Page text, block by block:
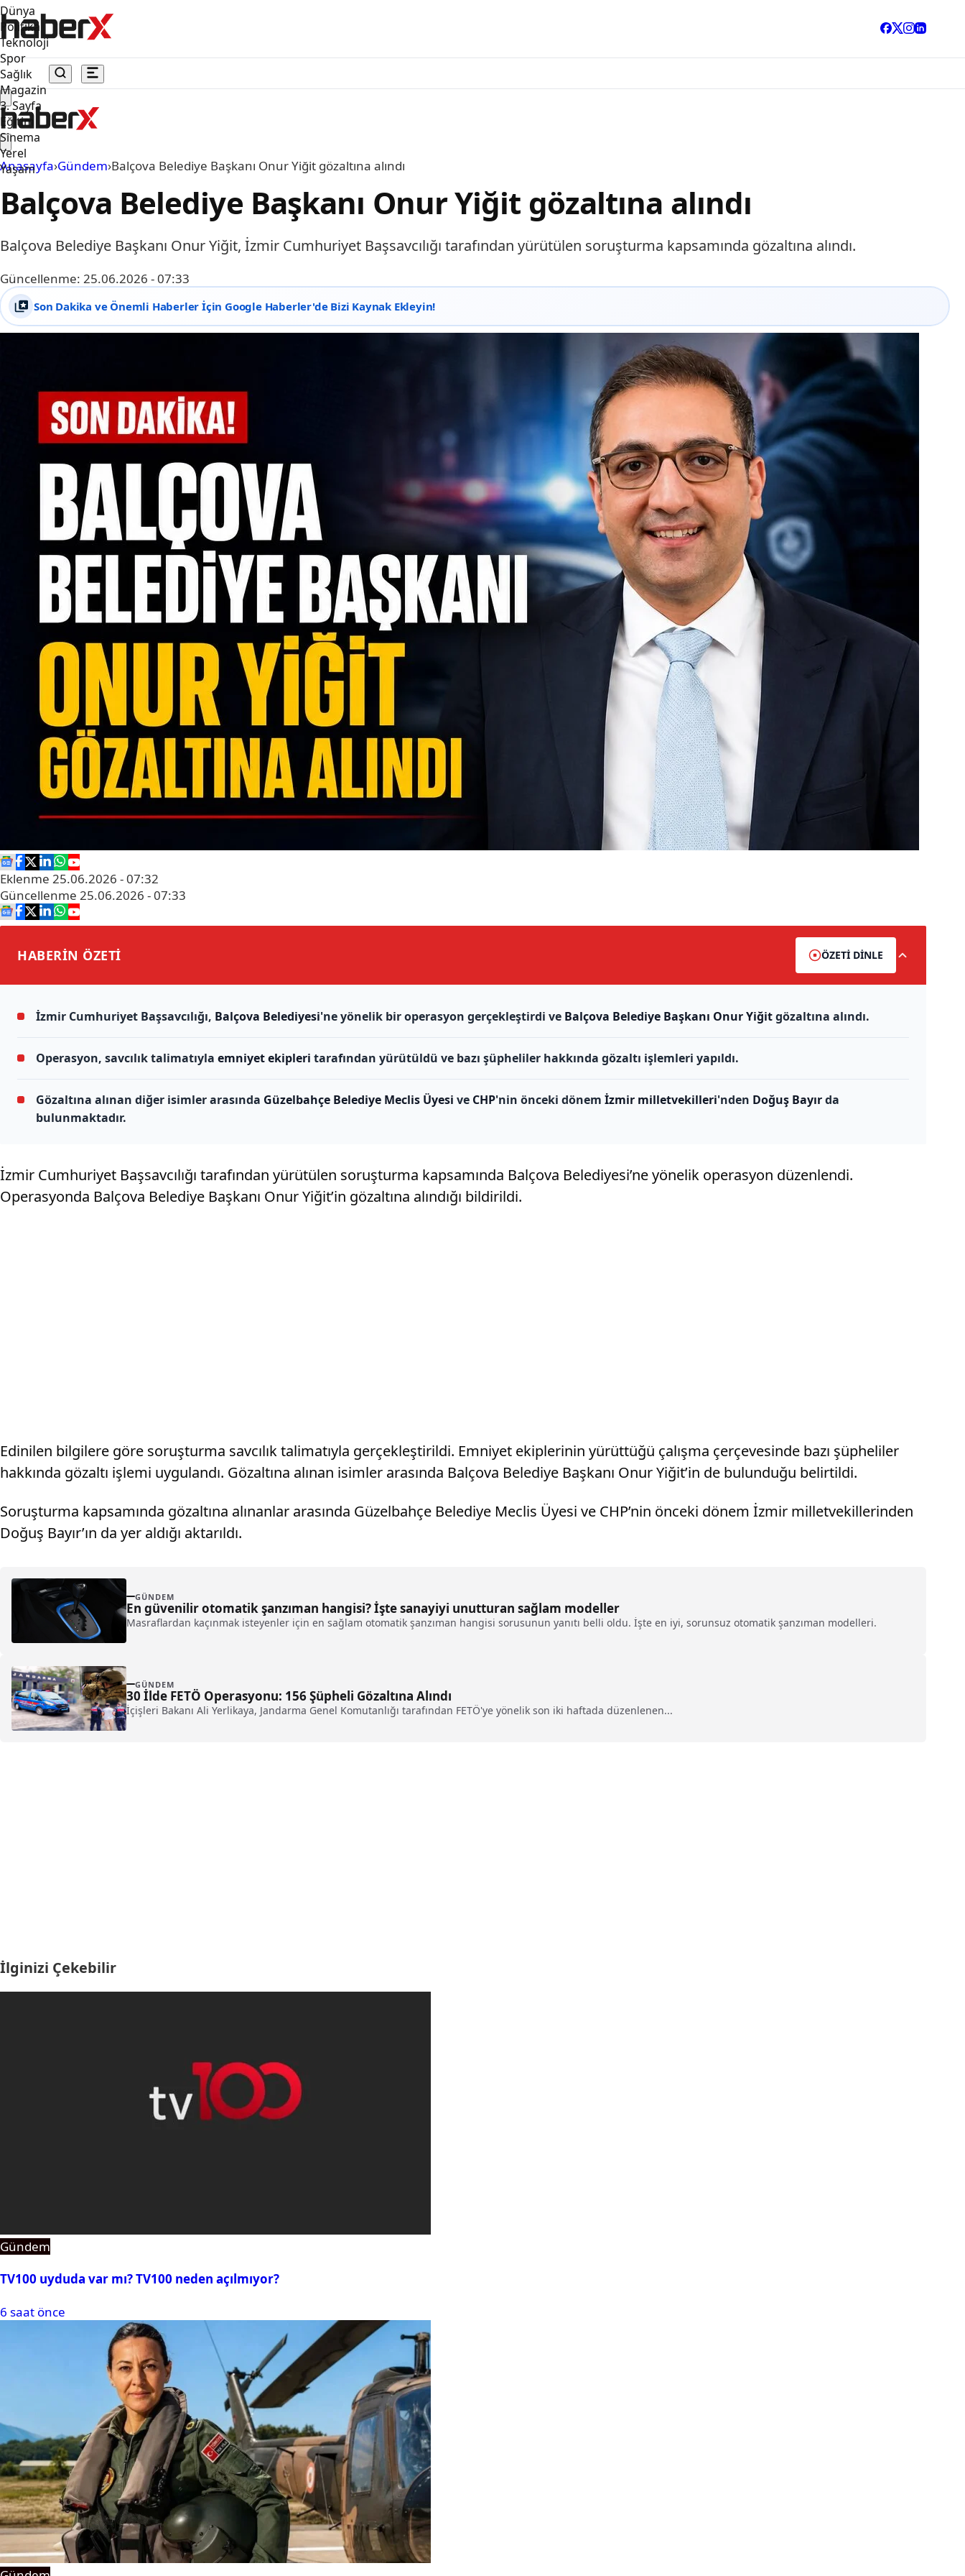
Dünya
Politika
Teknoloji
Spor
Sağlık
Magazin
3. Sayfa
Eğitim
Sinema
Yerel
Yaşam
Anasayfa›Gündem›Balçova Belediye Başkanı Onur Yiğit gözaltına alındı
Balçova Belediye Başkanı Onur Yiğit gözaltına alındı
Balçova Belediye Başkanı Onur Yiğit, İzmir Cumhuriyet Başsavcılığı tarafından yürütülen soruşturma kapsamında gözaltına alındı.
Güncellenme: 25.06.2026 - 07:33
Son Dakika ve Önemli Haberler İçin Google Haberler'de Bizi Kaynak Ekleyin!
Eklenme 25.06.2026 - 07:32
Güncellenme 25.06.2026 - 07:33
HABERİN ÖZETİ ÖZETİ DİNLE
İzmir Cumhuriyet Başsavcılığı, Balçova Belediyesi'ne yönelik bir operasyon gerçekleştirdi ve Balçova Belediye Başkanı Onur Yiğitgözaltına alındı.
Operasyon, savcılık talimatıyla emniyet ekipleri tarafından yürütüldü ve bazı şüpheliler hakkında gözaltı işlemleri yapıldı.
Gözaltına alınan diğer isimler arasında Güzelbahçe Belediye Meclis Üyesi ve CHP'nin önceki dönem İzmir milletvekilleri'nden Doğuş Bayırda
bulunmaktadır.
İzmir Cumhuriyet Başsavcılığı tarafından yürütülen soruşturma kapsamında Balçova Belediyesi’ne yönelik operasyon düzenlendi.
Operasyonda Balçova Belediye Başkanı Onur Yiğit’in gözaltına alındığı bildirildi.
Edinilen bilgilere göre soruşturma savcılık talimatıyla gerçekleştirildi. Emniyet ekiplerinin yürüttüğü çalışma çerçevesinde bazı şüpheliler
hakkında gözaltı işlemi uygulandı. Gözaltına alınan isimler arasında Balçova Belediye Başkanı Onur Yiğit’in de bulunduğu belirtildi.
Soruşturma kapsamında gözaltına alınanlar arasında Güzelbahçe Belediye Meclis Üyesi ve CHP’nin önceki dönem İzmir milletvekillerinden
Doğuş Bayır’ın da yer aldığı aktarıldı.
GÜNDEM
En güvenilir otomatik şanzıman hangisi? İşte sanayiyi unutturan sağlam modeller
Masraflardan kaçınmak isteyenler için en sağlam otomatik şanzıman hangisi sorusunun yanıtı belli oldu. İşte en iyi, sorunsuz otomatik şanzıman modelleri.
GÜNDEM
30 İlde FETÖ Operasyonu: 156 Şüpheli Gözaltına Alındı
İçişleri Bakanı Ali Yerlikaya, Jandarma Genel Komutanlığı tarafından FETÖ'ye yönelik son iki haftada düzenlenen...
İlginizi Çekebilir
Gündem
TV100 uyduda var mı? TV100 neden açılmıyor?
6 saat önce